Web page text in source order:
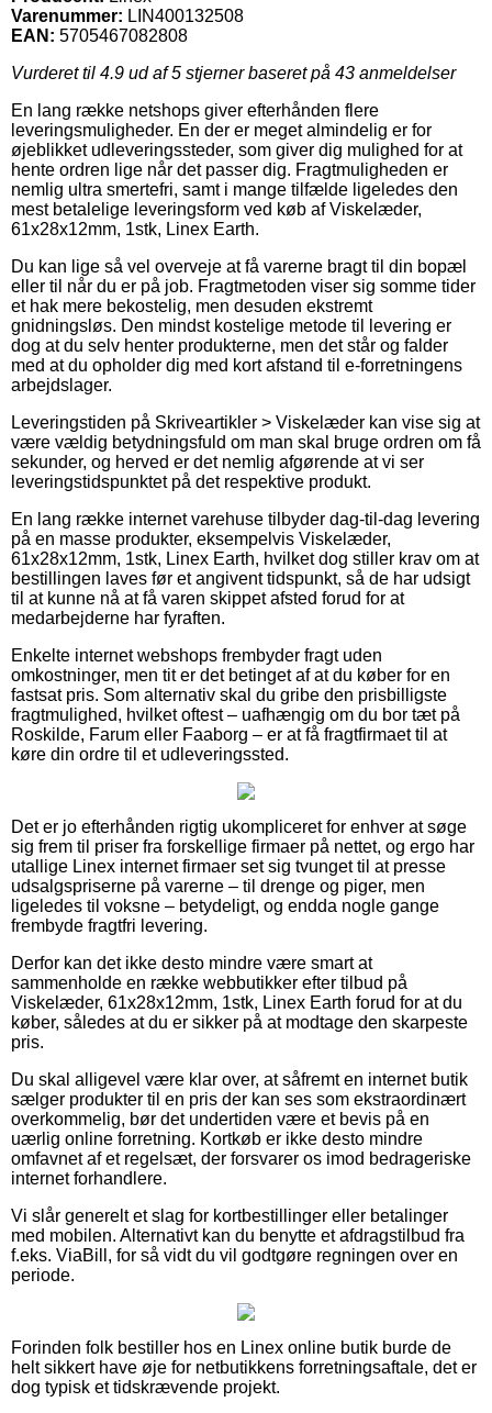
Varenummer: LIN400132508
EAN: 5705467082808
Vurderet til 4.9 ud af 5 stjerner baseret på 43 anmeldelser
En lang række netshops giver efterhånden flere
leveringsmuligheder. En der er meget almindelig er for
øjeblikket udleveringssteder, som giver dig mulighed for at
hente ordren lige når det passer dig. Fragtmuligheden er
nemlig ultra smertefri, samt i mange tilfælde ligeledes den
mest betalelige leveringsform ved køb af Viskelæder,
61x28x12mm, 1stk, Linex Earth.
Du kan lige så vel overveje at få varerne bragt til din bopæl
eller til når du er på job. Fragtmetoden viser sig somme tider
et hak mere bekostelig, men desuden ekstremt
gnidningsløs. Den mindst kostelige metode til levering er
dog at du selv henter produkterne, men det står og falder
med at du opholder dig med kort afstand til e-forretningens
arbejdslager.
Leveringstiden på Skriveartikler > Viskelæder kan vise sig at
være vældig betydningsfuld om man skal bruge ordren om få
sekunder, og herved er det nemlig afgørende at vi ser
leveringstidspunktet på det respektive produkt.
En lang række internet varehuse tilbyder dag-til-dag levering
på en masse produkter, eksempelvis Viskelæder,
61x28x12mm, 1stk, Linex Earth, hvilket dog stiller krav om at
bestillingen laves før et angivent tidspunkt, så de har udsigt
til at kunne nå at få varen skippet afsted forud for at
medarbejderne har fyraften.
Enkelte internet webshops frembyder fragt uden
omkostninger, men tit er det betinget af at du køber for en
fastsat pris. Som alternativ skal du gribe den prisbilligste
fragtmulighed, hvilket oftest – uafhængig om du bor tæt på
Roskilde, Farum eller Faaborg – er at få fragtfirmaet til at
køre din ordre til et udleveringssted.
Det er jo efterhånden rigtig ukompliceret for enhver at søge
sig frem til priser fra forskellige firmaer på nettet, og ergo har
utallige Linex internet firmaer set sig tvunget til at presse
udsalgspriserne på varerne – til drenge og piger, men
ligeledes til voksne – betydeligt, og endda nogle gange
frembyde fragtfri levering.
Derfor kan det ikke desto mindre være smart at
sammenholde en række webbutikker efter tilbud på
Viskelæder, 61x28x12mm, 1stk, Linex Earth forud for at du
køber, således at du er sikker på at modtage den skarpeste
pris.
Du skal alligevel være klar over, at såfremt en internet butik
sælger produkter til en pris der kan ses som ekstraordinært
overkommelig, bør det undertiden være et bevis på en
uærlig online forretning. Kortkøb er ikke desto mindre
omfavnet af et regelsæt, der forsvarer os imod bedrageriske
internet forhandlere.
Vi slår generelt et slag for kortbestillinger eller betalinger
med mobilen. Alternativt kan du benytte et afdragstilbud fra
f.eks. ViaBill, for så vidt du vil godtgøre regningen over en
periode.
Forinden folk bestiller hos en Linex online butik burde de
helt sikkert have øje for netbutikkens forretningsaftale, det er
dog typisk et tidskrævende projekt.